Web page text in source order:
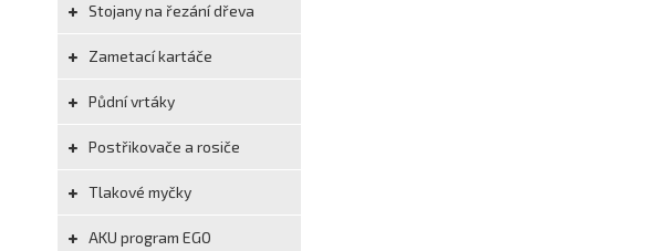
Stojany na řezání dřeva
Zametací kartáče
Půdní vrtáky
Postřikovače a rosiče
Tlakové myčky
AKU program EGO